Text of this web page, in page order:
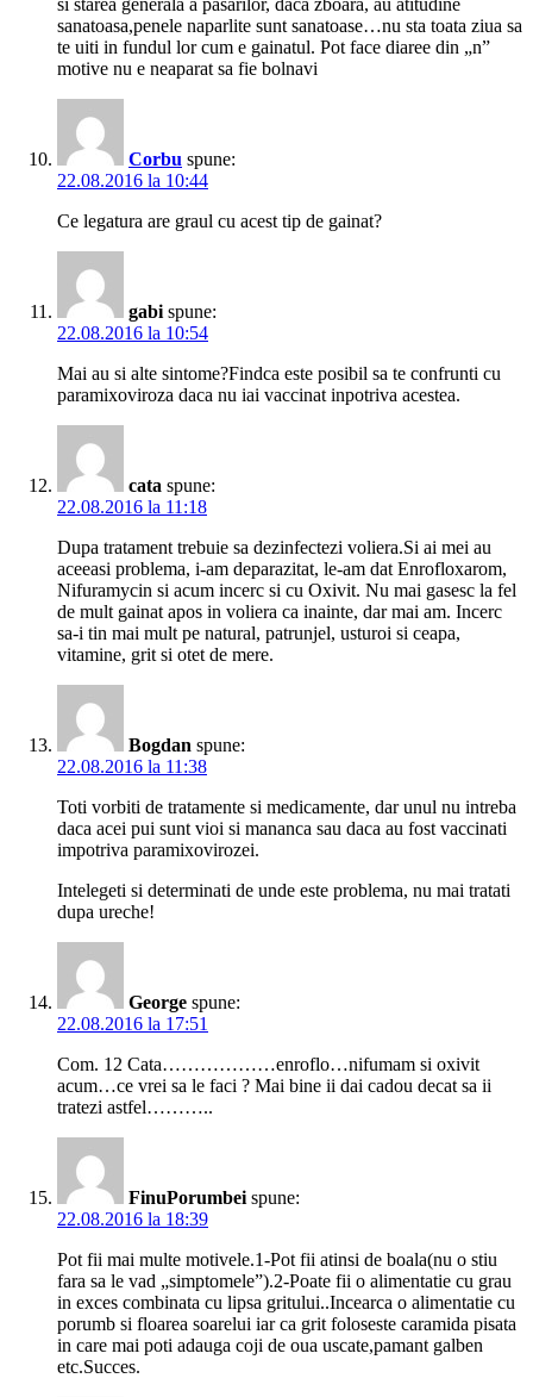
si starea generala a pasarilor, daca zboara, au atitudine
sanatoasa,penele naparlite sunt sanatoase…nu sta toata ziua sa
te uiti in fundul lor cum e gainatul. Pot face diaree din „n”
motive nu e neaparat sa fie bolnavi
Corbu spune:
22.08.2016 la 10:44
Ce legatura are graul cu acest tip de gainat?
gabi spune:
22.08.2016 la 10:54
Mai au si alte sintome?Findca este posibil sa te confrunti cu
paramixoviroza daca nu iai vaccinat inpotriva acestea.
cata spune:
22.08.2016 la 11:18
Dupa tratament trebuie sa dezinfectezi voliera.Si ai mei au
aceeasi problema, i-am deparazitat, le-am dat Enrofloxarom,
Nifuramycin si acum incerc si cu Oxivit. Nu mai gasesc la fel
de mult gainat apos in voliera ca inainte, dar mai am. Incerc
sa-i tin mai mult pe natural, patrunjel, usturoi si ceapa,
vitamine, grit si otet de mere.
Bogdan spune:
22.08.2016 la 11:38
Toti vorbiti de tratamente si medicamente, dar unul nu intreba
daca acei pui sunt vioi si mananca sau daca au fost vaccinati
impotriva paramixovirozei.
Intelegeti si determinati de unde este problema, nu mai tratati
dupa ureche!
George spune:
22.08.2016 la 17:51
Com. 12 Cata………………enroflo…nifumam si oxivit
acum…ce vrei sa le faci ? Mai bine ii dai cadou decat sa ii
tratezi astfel………..
FinuPorumbei spune:
22.08.2016 la 18:39
Pot fii mai multe motivele.1-Pot fii atinsi de boala(nu o stiu
fara sa le vad „simptomele”).2-Poate fii o alimentatie cu grau
in exces combinata cu lipsa gritului..Incearca o alimentatie cu
porumb si floarea soarelui iar ca grit foloseste caramida pisata
in care mai poti adauga coji de oua uscate,pamant galben
etc.Succes.